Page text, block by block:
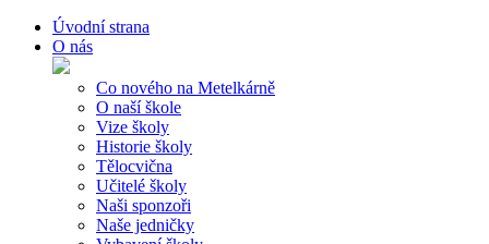
Úvodní strana
O nás
Co nového na Metelkárně
O naší škole
Vize školy
Historie školy
Tělocvična
Učitelé školy
Naši sponzoři
Naše jedničky